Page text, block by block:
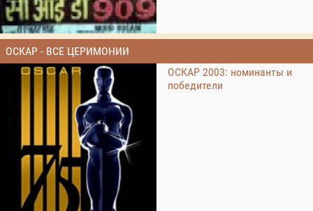
ОСКАР - ВСЕ ЦЕРИМОНИИ
ОСКАР 2003: номинанты и
победители